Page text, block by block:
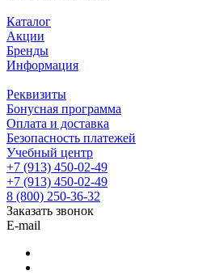
Каталог
Акции
Бренды
Информация
Реквизиты
Бонусная программа
Оплата и доставка
Безопасность платежей
Учебный центр
+7 (913) 450-02-49
+7 (913) 450-02-49
8 (800) 250-36-32
Заказать звонок
E-mail